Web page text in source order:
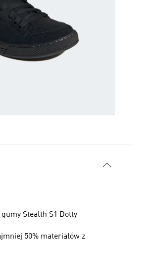
Stealth S1 Dotty
50% materiałów z